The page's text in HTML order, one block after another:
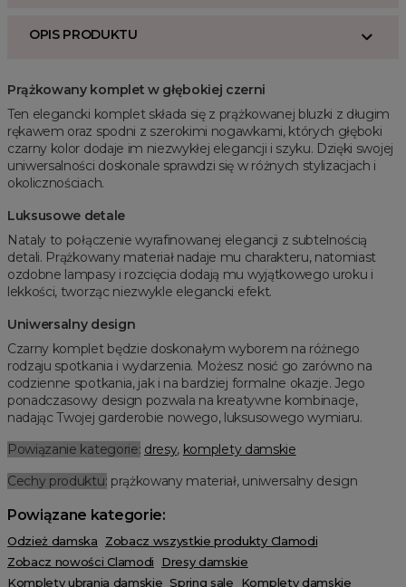
OPIS PRODUKTU
Prążkowany komplet w głębokiej czerni
Ten elegancki komplet składa się z prążkowanej bluzki z długim
rękawem oraz spodni z szerokimi nogawkami, których głęboki
czarny kolor dodaje im niezwykłej elegancji i szyku. Dzięki swojej
uniwersalności doskonale sprawdzi się w różnych stylizacjach i
okolicznościach.
Luksusowe detale
Nataly to połączenie wyrafinowanej elegancji z subtelnością
detali. Prążkowany materiał nadaje mu charakteru, natomiast
ozdobne lampasy i rozcięcia dodają mu wyjątkowego uroku i
lekkości, tworząc niezwykle elegancki efekt.
Uniwersalny design
Czarny komplet będzie doskonałym wyborem na różnego
rodzaju spotkania i wydarzenia. Możesz nosić go zarówno na
codzienne spotkania, jak i na bardziej formalne okazje. Jego
ponadczasowy design pozwala na kreatywne kombinacje,
nadając Twojej garderobie nowego, luksusowego wymiaru.
Powiązanie kategorie: dresy, komplety damskie
Cechy produktu: prążkowany materiał, uniwersalny design
Powiązane kategorie:
Odzież damska
Zobacz wszystkie produkty Clamodi
Zobacz nowości Clamodi
Dresy damskie
Komplety ubrania damskie Spring sale Komplety damskie